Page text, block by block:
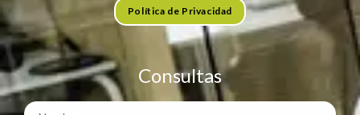
Política de Privacidad
Consultas